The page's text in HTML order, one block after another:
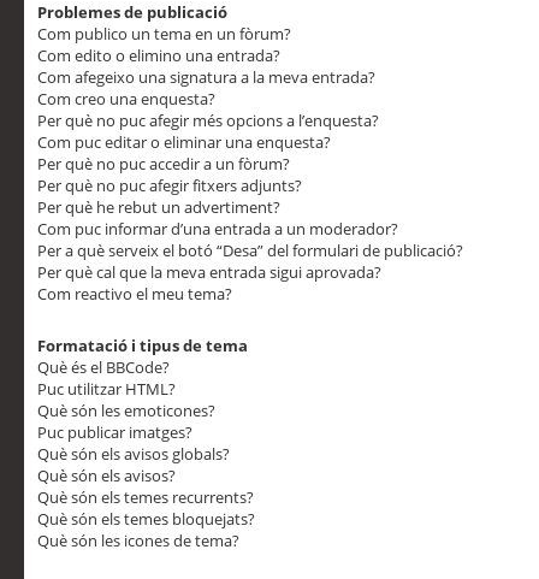
Problemes de publicació
Com publico un tema en un fòrum?
Com edito o elimino una entrada?
Com afegeixo una signatura a la meva entrada?
Com creo una enquesta?
Per què no puc afegir més opcions a l’enquesta?
Com puc editar o eliminar una enquesta?
Per què no puc accedir a un fòrum?
Per què no puc afegir fitxers adjunts?
Per què he rebut un advertiment?
Com puc informar d’una entrada a un moderador?
Per a què serveix el botó “Desa” del formulari de publicació?
Per què cal que la meva entrada sigui aprovada?
Com reactivo el meu tema?
Formatació i tipus de tema
Què és el BBCode?
Puc utilitzar HTML?
Què són les emoticones?
Puc publicar imatges?
Què són els avisos globals?
Què són els avisos?
Què són els temes recurrents?
Què són els temes bloquejats?
Què són les icones de tema?